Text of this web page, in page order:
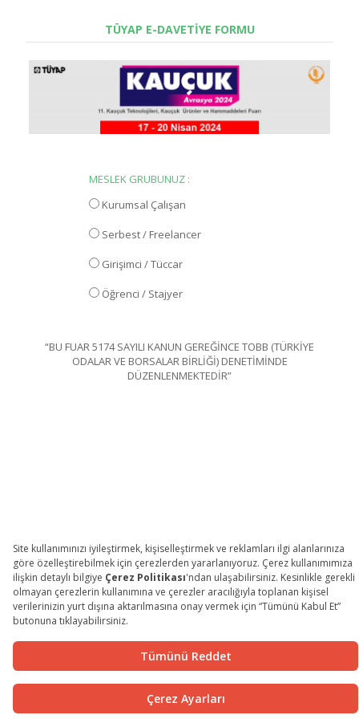
TÜYAP E-DAVETİYE FORMU
MESLEK GRUBUNUZ :
Kurumsal Çalışan
Serbest / Freelancer
Girişimci / Tüccar
Öğrenci / Stajyer
“BU FUAR 5174 SAYILI KANUN GEREĞİNCE TOBB (TÜRKİYE
ODALAR VE BORSALAR BİRLİĞİ) DENETİMİNDE
DÜZENLENMEKTEDİR”